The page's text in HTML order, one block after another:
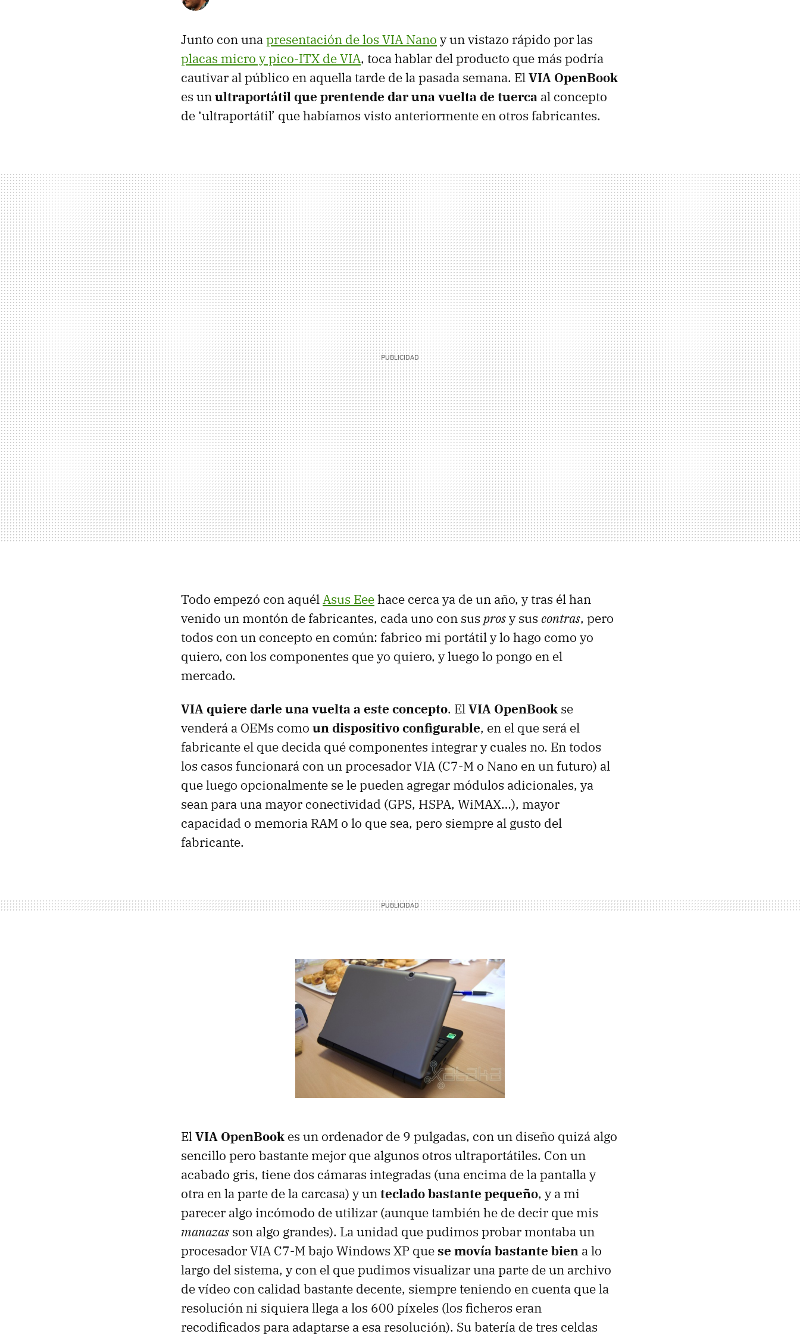
Junto con unapresentación de los VIA Nano y un vistazo rápido por las
placas micro y pico-ITX de VIA, toca hablar del producto que más podría
cautivar al público en aquella tarde de la pasada semana. ElVIA OpenBook
es unultraportátil que prentende dar una vuelta de tuerca al concepto
de ‘ultraportátil’ que habíamos visto anteriormente en otros fabricantes.
Todo empezó con aquélAsus Eeehace cerca ya de un año, y tras él han
venido un montón de fabricantes, cada uno con sus prosy sus contras, pero
todos con un concepto en común: fabrico mi portátil y lo hago como yo
quiero, con los componentes que yo quiero, y luego lo pongo en el
mercado.
VIA quiere darle una vuelta a este concepto. ElVIA OpenBook se
venderá a OEMs como un dispositivo configurable, en el que será el
fabricante el que decida qué componentes integrar y cuales no. En todos
los casos funcionará con un procesador VIA (C7-M o Nano en un futuro) al
que luego opcionalmente se le pueden agregar módulos adicionales, ya
sean para una mayor conectividad (GPS, HSPA, WiMAX…), mayor
capacidad o memoria RAM o lo que sea, pero siempre al gusto del
fabricante.
ElVIA OpenBook es un ordenador de 9 pulgadas, con un diseño quizá algo
sencillo pero bastante mejor que algunos otros ultraportátiles. Con un
acabado gris, tiene dos cámaras integradas (una encima de la pantalla y
otra en la parte de la carcasa) y unteclado bastante pequeño, y a mi
parecer algo incómodo de utilizar (aunque también he de decir que mis
manazas son algo grandes). La unidad que pudimos probar montaba un
procesador VIA C7-M bajo Windows XP quese movía bastante bien a lo
largo del sistema, y con el que pudimos visualizar una parte de un archivo
de vídeo con calidad bastante decente, siempre teniendo en cuenta que la
resolución ni siquiera llega a los 600 píxeles (los ficheros eran
recodificados para adaptarse a esa resolución). Su batería de tres celdas